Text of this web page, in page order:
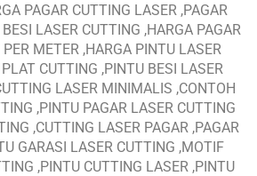
PAGAR CUTTING LASER ,PAGAR
LASER CUTTING ,HARGA PAGAR
METER ,HARGA PINTU LASER
CUTTING ,PINTU BESI LASER
LASER MINIMALIS ,CONTOH
,PINTU PAGAR LASER CUTTING
,CUTTING LASER PAGAR ,PAGAR
GARASI LASER CUTTING ,MOTIF
,PINTU CUTTING LASER ,PINTU